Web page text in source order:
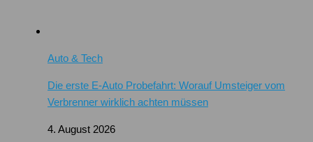
Auto & Tech
Die erste E-Auto Probefahrt: Worauf Umsteiger vom
Verbrenner wirklich achten müssen
4. August 2026